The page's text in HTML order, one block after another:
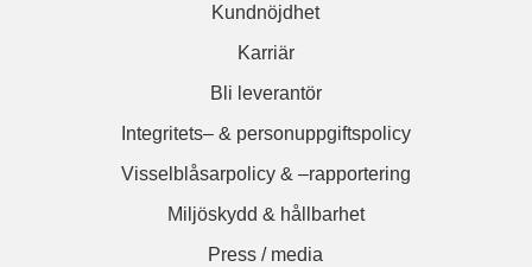
Kundnöjdhet
Karriär
Bli leverantör
Integritets– & personuppgiftspolicy
Visselblåsarpolicy & –rapportering
Miljöskydd & hållbarhet
Press / media